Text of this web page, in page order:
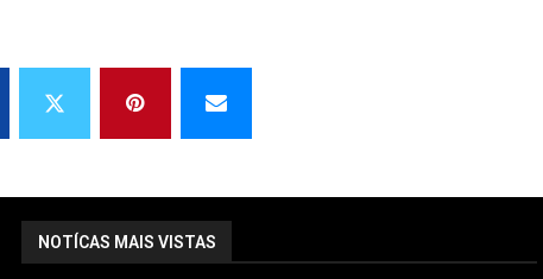
NOTÍCAS MAIS VISTAS